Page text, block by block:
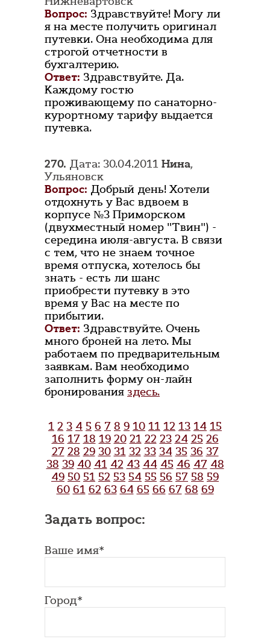
Вопрос: Здравствуйте! Могу ли
я на месте получить оригинал
путевки. Она необходима для
строгой отчетности в
бухгалтерию.
Ответ: Здравствуйте. Да.
Каждому гостю
проживающему по санаторно-
курортному тарифу выдается
путевка.
270. Дата: 30.04.2011 Нина,
Ульяновск
Вопрос: Добрый день! Хотели
отдохнуть у Вас вдвоем в
корпусе №3 Приморском
(двухместный номер "Твин") -
середина июля-августа. В связи
с тем, что не знаем точное
время отпуска, хотелось бы
знать - есть ли шанс
приобрести путевку в это
время у Вас на месте по
прибытии.
Ответ: Здравствуйте. Очень
много броней на лето. Мы
работаем по предварительным
заявкам. Вам необходимо
заполнить форму он-лайн
бронирования здесь.
1 2 3 4 5 6 7 8 9 10 11 12 13 14 15
16 17 18 19 20 21 22 23 24 25 26
27 28 29 30 31 32 33 34 35 36 37
38 39 40 41 42 43 44 45 46 47 48
49 50 51 52 53 54 55 56 57 58 59
60 61 62 63 64 65 66 67 68 69
Задать вопрос:
Ваше имя*
Город*